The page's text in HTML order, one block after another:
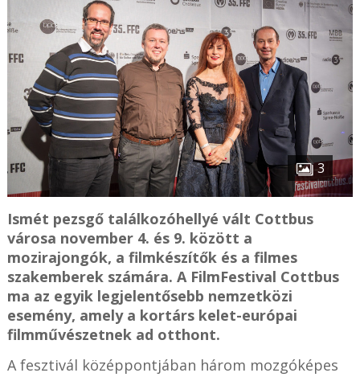
3
Ismét pezsgő találkozóhellyé vált Cottbus
városa november 4. és 9. között a
mozirajongók, a filmkészítők és a filmes
szakemberek számára. A FilmFestival Cottbus
ma az egyik legjelentősebb nemzetközi
esemény, amely a kortárs kelet-európai
filmművészetnek ad otthont.
A fesztivál középpontjában három mozgóképes